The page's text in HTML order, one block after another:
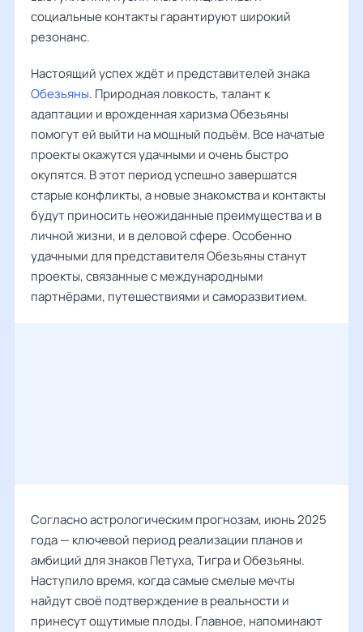
социальные контакты гарантируют широкий
резонанс.
Настоящий успех ждёт и представителей знака
Обезьяны. Природная ловкость, талант к
адаптации и врожденная харизма Обезьяны
помогут ей выйти на мощный подъём. Все начатые
проекты окажутся удачными и очень быстро
окупятся. В этот период успешно завершатся
старые конфликты, а новые знакомства и контакты
будут приносить неожиданные преимущества и в
личной жизни, и в деловой сфере. Особенно
удачными для представителя Обезьяны станут
проекты, связанные с международными
партнёрами, путешествиями и саморазвитием.
Согласно астрологическим прогнозам, июнь 2025
года — ключевой период реализации планов и
амбиций для знаков Петуха, Тигра и Обезьяны.
Наступило время, когда самые смелые мечты
найдут своё подтверждение в реальности и
принесут ощутимые плоды. Главное, напоминают